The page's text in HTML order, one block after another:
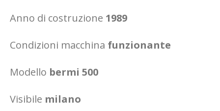
Anno di costruzione 1989
Condizioni macchina funzionante
Modello bermi 500
Visibile milano